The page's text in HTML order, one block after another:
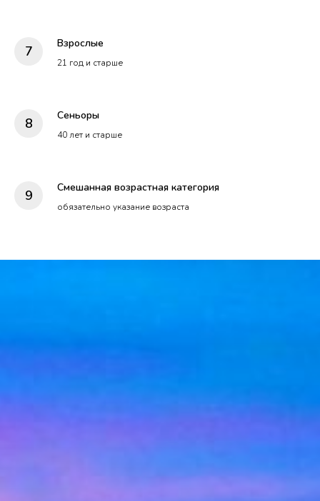
Взрослые
21 год и старше
Сеньоры
40 лет и старше
Смешанная возрастная категория
обязательно указание возраста